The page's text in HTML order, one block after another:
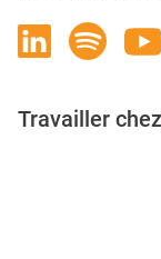
Travailler